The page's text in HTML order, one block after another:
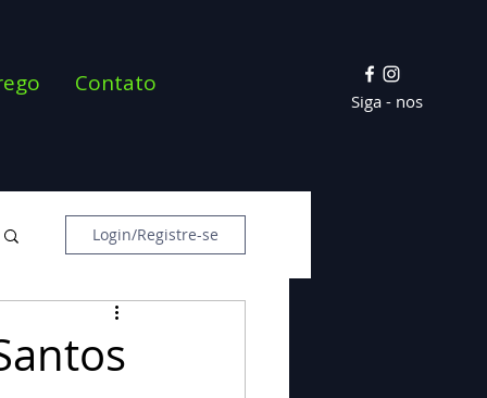
Contato
Siga - nos
Login/Registre-se